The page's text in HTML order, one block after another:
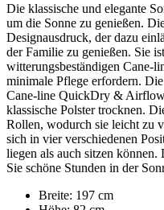
Die klassische und elegante
um die Sonne zu genießen.
Designausdruck, der dazu
der Familie zu genießen. Sie
witterungsbeständigen Cane-
minimale Pflege erfordern.
Cane-line QuickDry &
klassische Polster trocknen.
Rollen, wodurch sie leicht zu
sich in vier verschiedenen
liegen als auch sitzen
Sie schöne Stunden in der
Breite: 197 cm